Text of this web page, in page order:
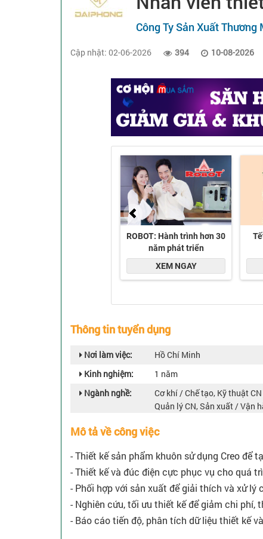
Công Ty Sản Xuất
Cập nhật: 02-06-2026 394 10-08-2026
Thông tin tuyển dụng
Nơi làm việc:
Hồ Chí Minh
Kinh nghiệm:
1 năm
Ngành nghề:
Cơ khí / Chế tạo, Kỹ thuật
Quản lý CN, Sản xuất / Vận
Mô tả về công việc
- Thiết kế sản phẩm khuôn sử dụng Creo để
- Thiết kế và đúc điện cực phục vụ cho quá
- Phối hợp với sản xuất để giải thích và xử lý
- Nghiên cứu, tối ưu thiết kế để giảm chi phí,
- Báo cáo tiến độ, phân tích dữ liệu thiết kế